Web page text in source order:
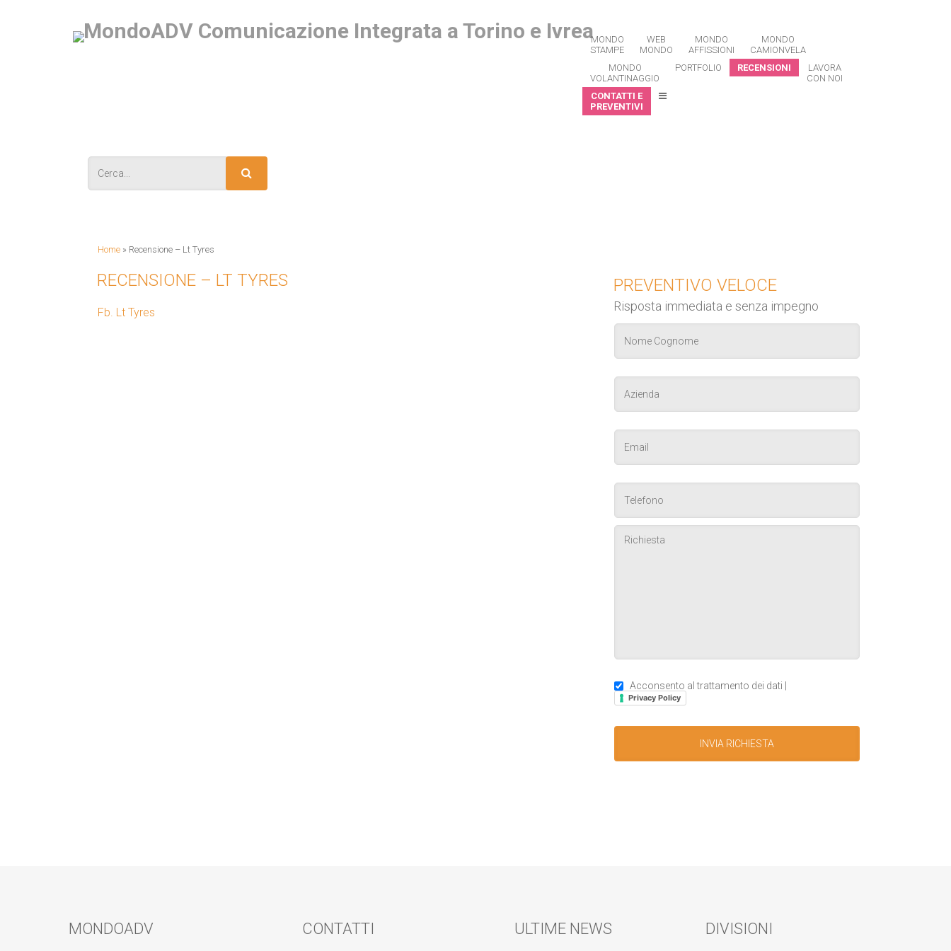
MONDO
STAMPE
WEB
MONDO
MONDO
AFFISSIONI
MONDO
CAMIONVELA
MONDO
VOLANTINAGGIO
PORTFOLIO RECENSIONI
LAVORA
CON NOI
CONTATTI E
PREVENTIVI
Home » Recensione – Lt Tyres
RECENSIONE – LT TYRES
Fb. Lt Tyres
PREVENTIVO VELOCE
Risposta immediata e senza impegno
Acconsento al trattamento dei dati |
Privacy Policy
MONDOADV CONTATTI ULTIME NEWS DIVISIONI